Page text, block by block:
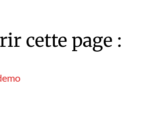
cette page :